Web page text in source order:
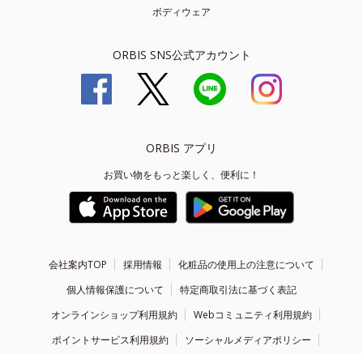
ボディウェア
ORBIS SNS公式アカウント
ORBIS アプリ
お買い物をもっと楽しく、便利に！
会社案内TOP 採用情報
化粧品の使用上の注意について
個人情報保護について
特定商取引法に基づく表記
オンラインショップ利用規約
Webコミュニティ利用規約
ポイントサービス利用規約
ソーシャルメディアポリシー